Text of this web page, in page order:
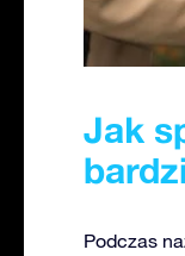
Jak
Podczas